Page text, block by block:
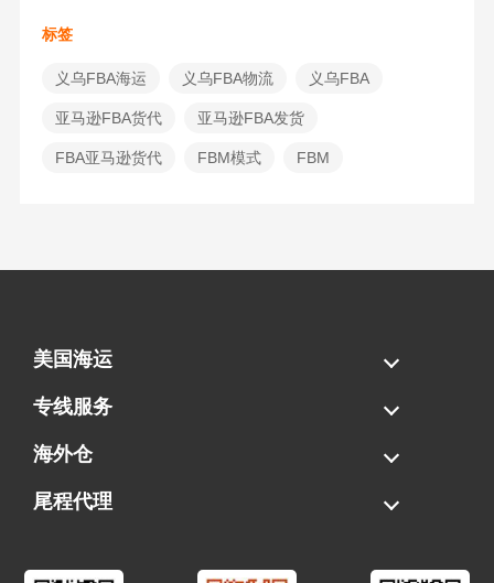
标签
义乌FBA海运 义乌FBA物流 义乌FBA
亚马逊FBA货代 亚马逊FBA发货
FBA亚马逊货代 FBM模式 FBM
美国海运
海运拼柜
海运整柜
美国海卡
加拿大海运
专线服务
FBA专线直送
超大件专线
AWD专线
电池专线
海外仓
一件代发
FBA中转
贴标换标
拆柜/存储
尾程代理